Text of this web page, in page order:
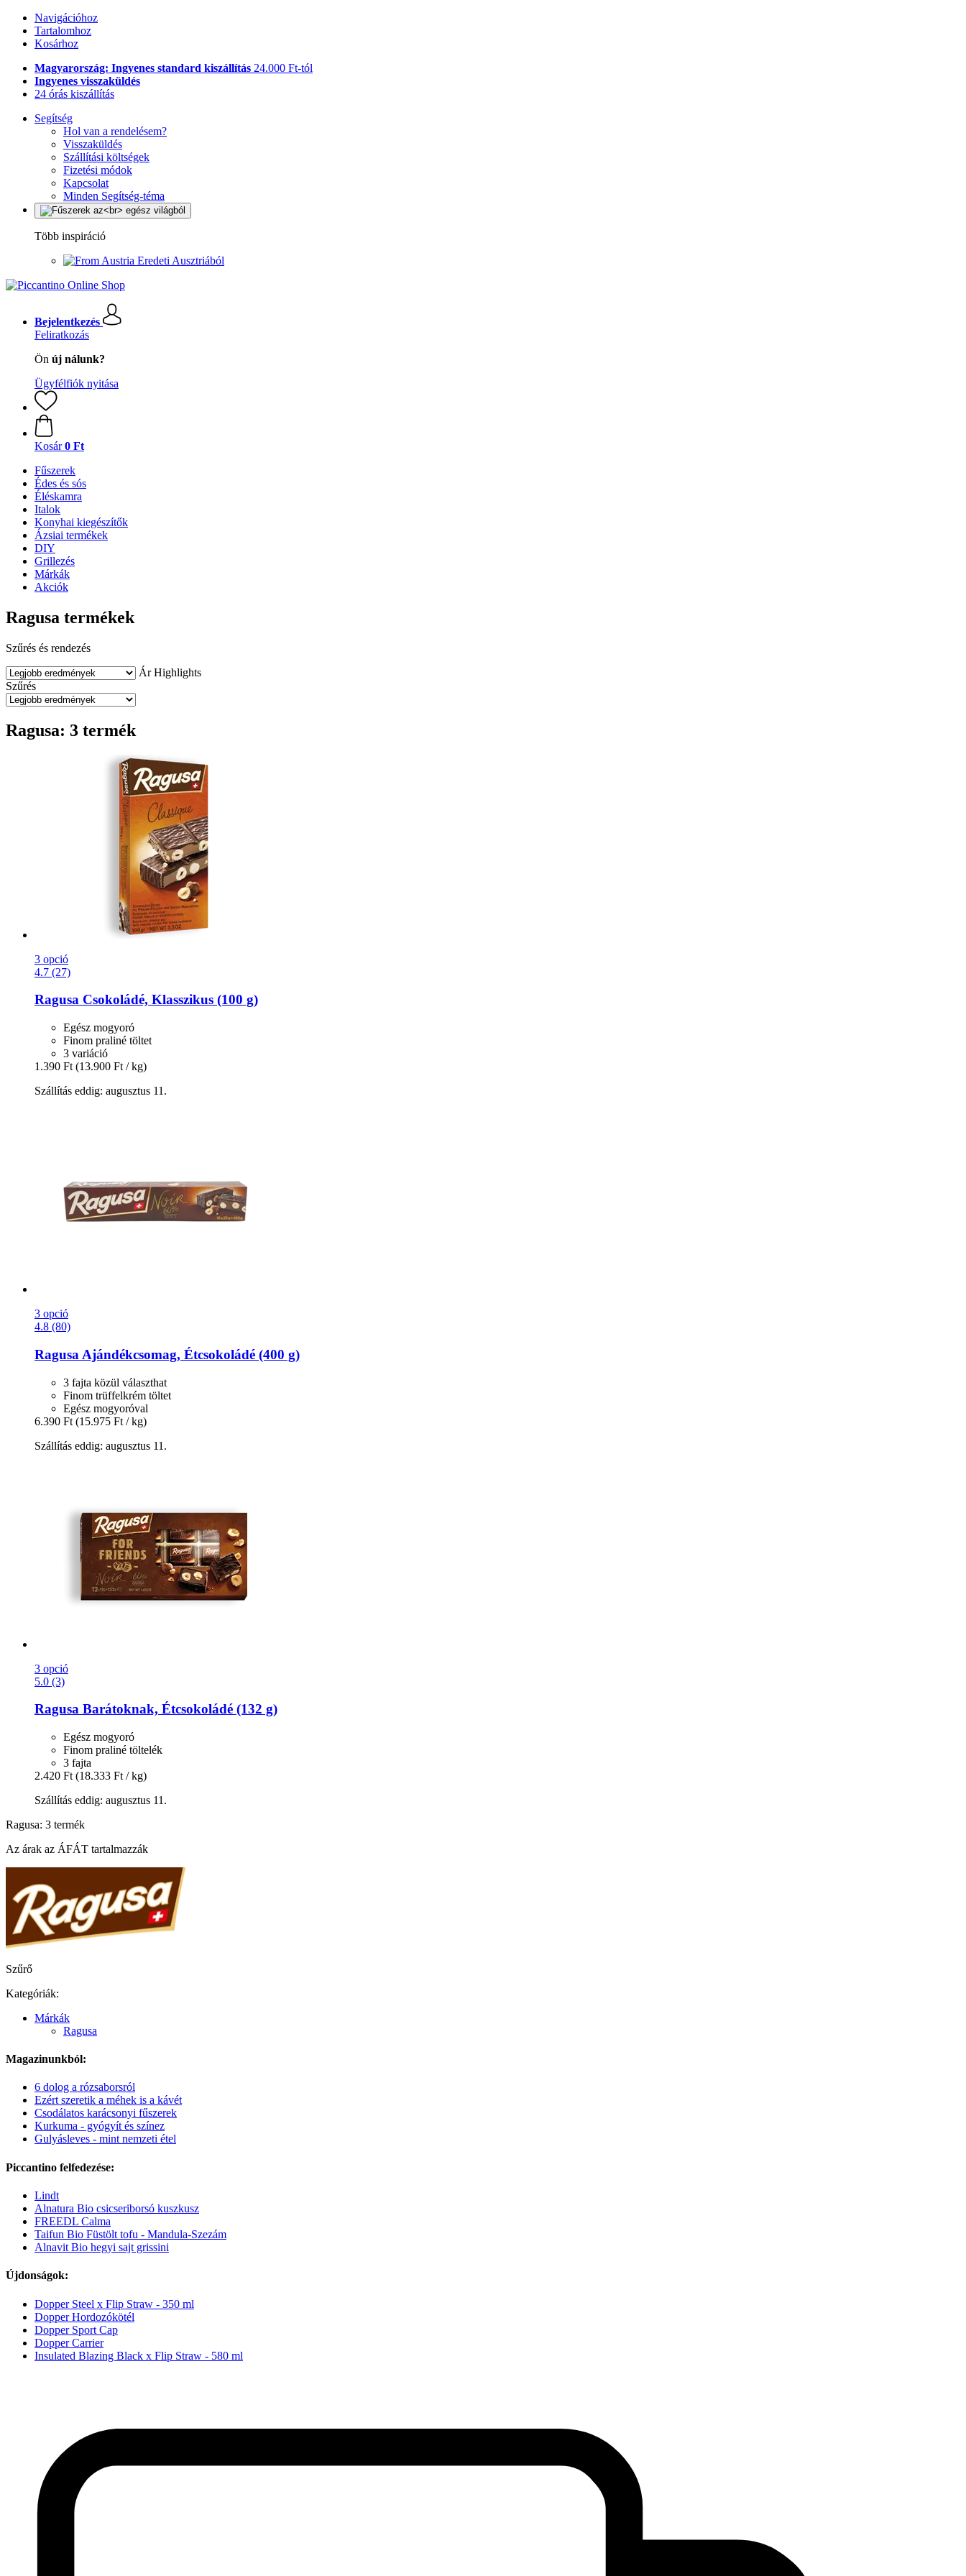
Navigációhoz
Tartalomhoz
Kosárhoz
Magyarország: Ingyenes standard kiszállítás 24.000 Ft-tól
Ingyenes visszaküldés
24 órás kiszállítás
Segítség
Hol van a rendelésem?
Visszaküldés
Szállítási költségek
Fizetési módok
Kapcsolat
Minden Segítség-téma
Több inspiráció
Eredeti Ausztriából
Bejelentkezés
Feliratkozás
Ön új nálunk?
Ügyfélfiók nyitása
Kosár 0 Ft
Fűszerek
Édes és sós
Éléskamra
Italok
Konyhai kiegészítők
Ázsiai termékek
DIY
Grillezés
Márkák
Akciók
Ragusa termékek
Szűrés és rendezés
Ár Highlights
Szűrés
Ragusa: 3 termék
3 opció
4.7 (27)
Ragusa Csokoládé, Klasszikus (100 g)
Egész mogyoró
Finom praliné töltet
3 variáció
1.390 Ft (13.900 Ft / kg)
Szállítás eddig: augusztus 11.
3 opció
4.8 (80)
Ragusa Ajándékcsomag, Étcsokoládé (400 g)
3 fajta közül választhat
Finom trüffelkrém töltet
Egész mogyoróval
6.390 Ft (15.975 Ft / kg)
Szállítás eddig: augusztus 11.
3 opció
5.0 (3)
Ragusa Barátoknak, Étcsokoládé (132 g)
Egész mogyoró
Finom praliné töltelék
3 fajta
2.420 Ft (18.333 Ft / kg)
Szállítás eddig: augusztus 11.
Ragusa: 3 termék
Az árak az ÁFÁT tartalmazzák
Szűrő
Kategóriák:
Márkák
Ragusa
Magazinunkból:
6 dolog a rózsaborsról
Ezért szeretik a méhek is a kávét
Csodálatos karácsonyi fűszerek
Kurkuma - gyógyít és színez
Gulyásleves - mint nemzeti étel
Piccantino felfedezése:
Lindt
Alnatura Bio csicseriborsó kuszkusz
FREEDL Calma
Taifun Bio Füstölt tofu - Mandula-Szezám
Alnavit Bio hegyi sajt grissini
Újdonságok:
Dopper Steel x Flip Straw - 350 ml
Dopper Hordozókötél
Dopper Sport Cap
Dopper Carrier
Insulated Blazing Black x Flip Straw - 580 ml